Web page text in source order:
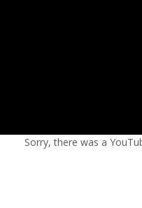
Sorry, there was a